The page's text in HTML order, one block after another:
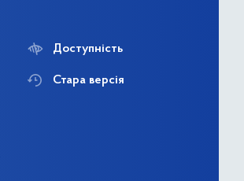
Доступність
Стара версія